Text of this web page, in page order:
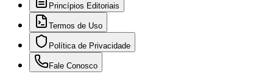
Princípios Editoriais
Termos de Uso
Política de Privacidade
Fale Conosco